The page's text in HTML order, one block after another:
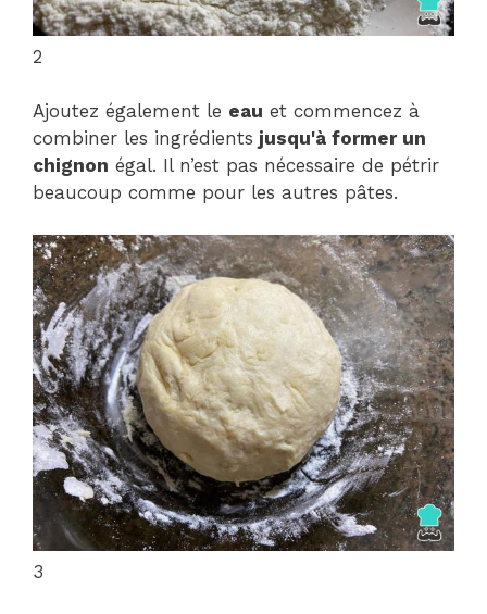
2
Ajoutez également le eau et commencez à
combiner les ingrédients jusqu'à former un
chignon égal. Il n’est pas nécessaire de pétrir
beaucoup comme pour les autres pâtes.
3